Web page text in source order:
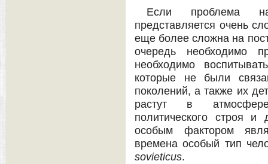
Если проблема
представляется очень
еще более сложна на
очередь необходимо
необходимо
которые не были
поколений, а также их
растут в
политического строя и
особым фактором
времена особый тип
sovieticus.